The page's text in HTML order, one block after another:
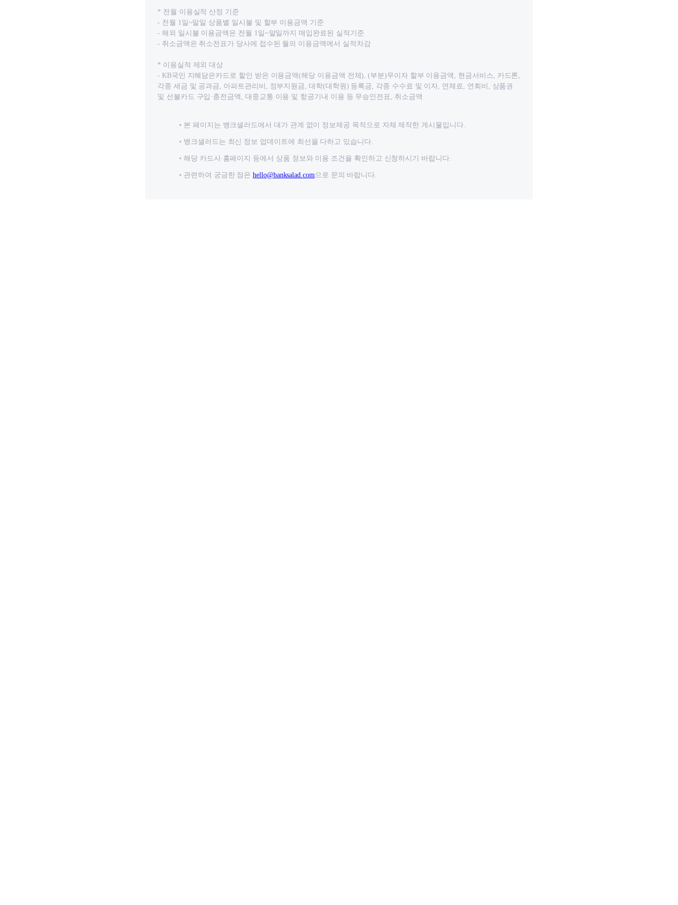
* 전월 이용실적 산정 기준
- 전월 1일~말일 상품별 일시불 및 할부 이용금액 기준
- 해외 일시불 이용금액은 전월 1일~말일까지 매입완료된 실적기준
- 취소금액은 취소전표가 당사에 접수된 월의 이용금액에서 실적차감
* 이용실적 제외 대상
- KB국민 지혜담은카드로 할인 받은 이용금액(해당 이용금액 전체), (부분)무이자 할부 이용금액, 현금서비스, 카드론,
각종 세금 및 공과금, 아파트관리비, 정부지원금, 대학(대학원) 등록금, 각종 수수료 및 이자, 연체료, 연회비, 상품권
및 선불카드 구입·충전금액, 대중교통 이용 및 항공기내 이용 등 무승인전표, 취소금액
본 페이지는 뱅크샐러드에서 대가 관계 없이 정보제공 목적으로 자체 제작한 게시물입니다.
뱅크샐러드는 최신 정보 업데이트에 최선을 다하고 있습니다.
해당 카드사 홈페이지 등에서 상품 정보와 이용 조건을 확인하고 신청하시기 바랍니다.
관련하여 궁금한 점은 hello@banksalad.com으로 문의 바랍니다.